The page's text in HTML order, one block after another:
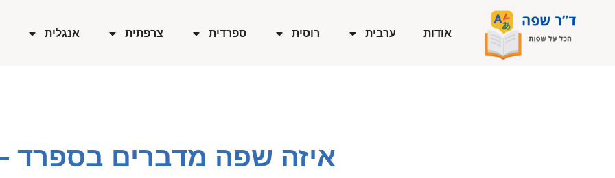
אודות ערבית רוסית ספרדית צרפתית אנגלית
איזה שפה מדברים בספרד